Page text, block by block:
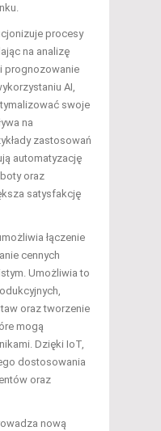
procesy
na analizę
prognozowanie
AI,
swoje
na
zastosowań
automatyzację
oraz
satysfakcję
łączenie
cennych
Umożliwia to
oraz tworzenie
mogą
Dzięki IoT,
dostosowania
oraz
nową